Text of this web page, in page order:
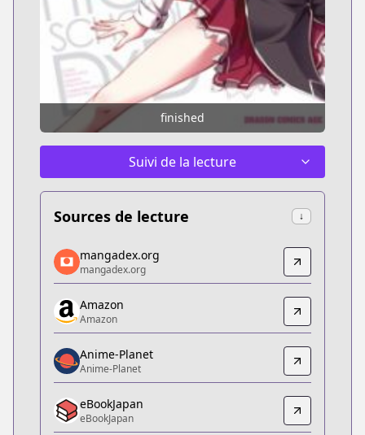
finished
Suivi de la lecture
Sources de lecture ↓
mangadex.org
mangadex.org
https://mangadex.org/title/9c5d8dd6-4dce-4f07-
Amazon
Amazon
https://www.amazon.co.jp/dp/B0755SZ9Q6
Anime-Planet
Anime-Planet
https://www.anime-planet.com/manga/high-
eBookJapan
mangadex.org
mangadex.org
Amazon
Amazon
Anime-Planet
Anime-Planet
eBookJapan
eBookJapan